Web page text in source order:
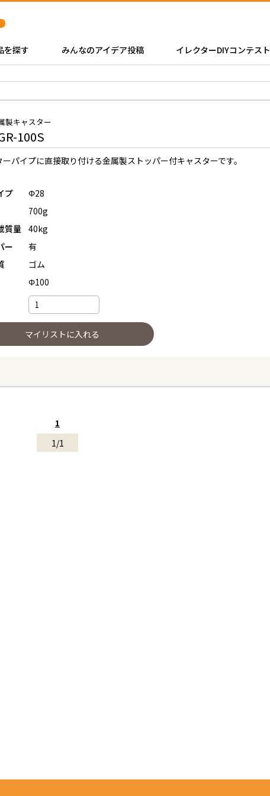
を探す みんなのアイデア投稿 イレクターDIYコンテスト
製キャスター
100S
ーパイプに直接取り付ける金属製ストッパー付キャスターです。
プ
Φ28
700g
質量 40kg
ー
有
ゴム
Φ100
1/1
1